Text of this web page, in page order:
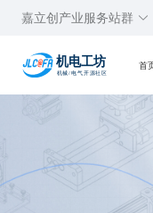
嘉立创产业服务站群
首